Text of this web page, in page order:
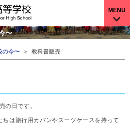
MENU
〜
の今〜 ＞ 教科書販売
の日です。
は旅行用カバンやスーツケースを持って